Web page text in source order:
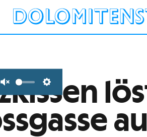
Unmute Settings